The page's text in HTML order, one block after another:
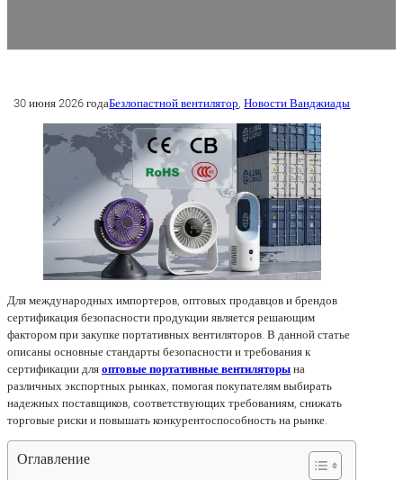
30 июня 2026 годаБезлопастной вентилятор,Новости Ванджиады
Для международных импортеров, оптовых продавцов и брендов
сертификация безопасности продукции является решающим
фактором при закупке портативных вентиляторов. В данной статье
описаны основные стандарты безопасности и требования к
сертификации дляоптовые портативные вентиляторына
различных экспортных рынках, помогая покупателям выбирать
надежных поставщиков, соответствующих требованиям, снижать
торговые риски и повышать конкурентоспособность на рынке.
Оглавление